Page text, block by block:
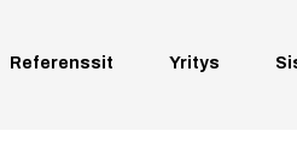
Referenssit Yritys